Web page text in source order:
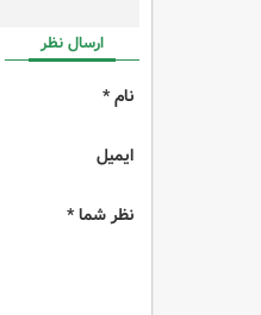
ارسال نظر
نام *
ایمیل
نظر شما *